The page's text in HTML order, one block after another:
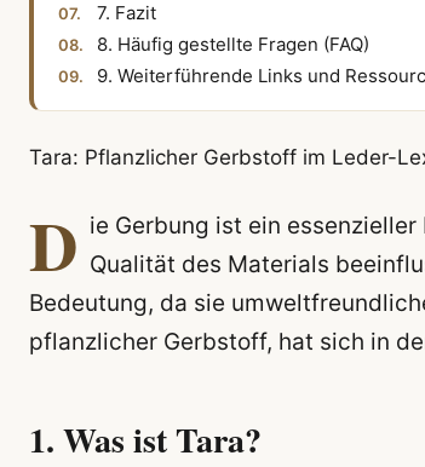
7. Fazit
8. Häufig gestellte Fragen (FAQ)
9. Weiterführende Links und
Tara: Pflanzlicher Gerbstoff im Leder-
D ie Gerbung ist ein
Qualität des Materials
Bedeutung, da sie
pflanzlicher Gerbstoff, hat sich in
1. Was ist Tara?